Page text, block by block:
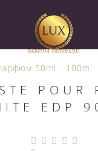
50ml - 100ml
POUR
EDP